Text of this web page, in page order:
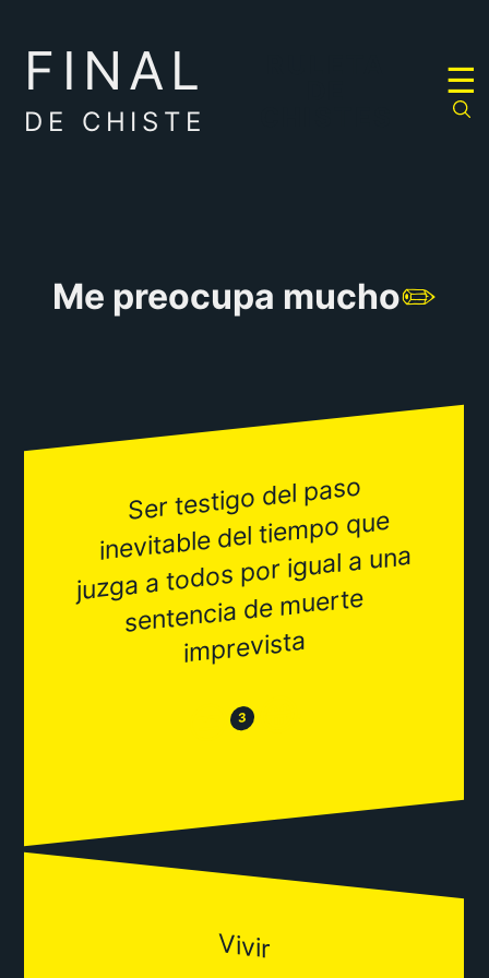
FINAL
DE CHISTE
☰
Me preocupa mucho✏️
Ser testigo del paso
inevitable del tie
mpo que
juzga a todos por igual a una
sentencia de
muerte
i
mprevista
😒 3 😂
Vivir